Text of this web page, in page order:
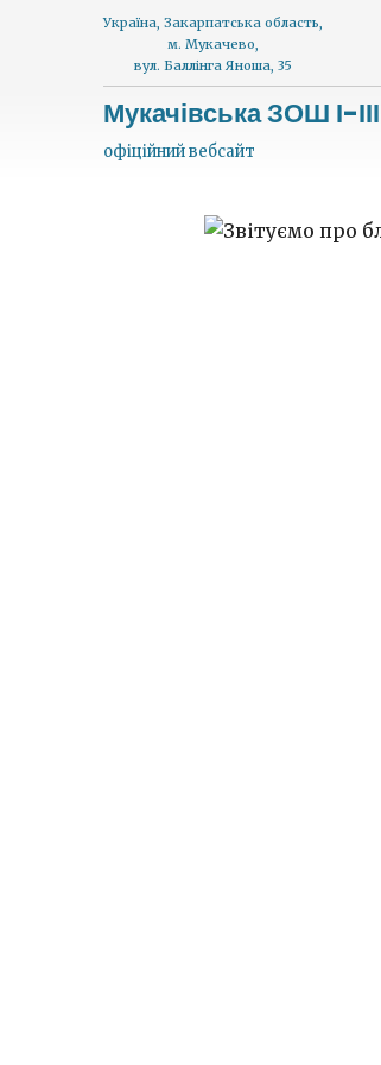
Україна, Закарпатська область,
м. Мукачево,
вул. Баллінга Яноша, 35
Мукачівська ЗОШ І-
офіційний вебсайт